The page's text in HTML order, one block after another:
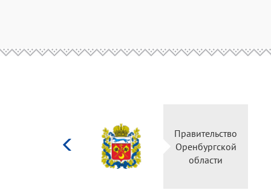
Правительство
Оренбургской
области